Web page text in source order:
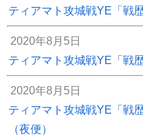
ティアマト攻城戦YE「戦
2020年8月5日
ティアマト攻城戦YE「戦
2020年8月5日
ティアマト攻城戦YE「戦
（夜便）